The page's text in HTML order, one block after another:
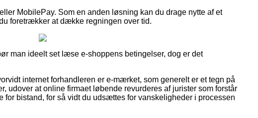
MobilePay. Som en anden løsning kan du drage nytte af et
foretrækker at dække regningen over tid.
man ideelt set læse e-shoppens betingelser, dog er det
internet forhandleren er e-mærket, som generelt er et tegn på
udover at online firmaet løbende revurderes af jurister som forstår
for bistand, for så vidt du udsættes for vanskeligheder i processen